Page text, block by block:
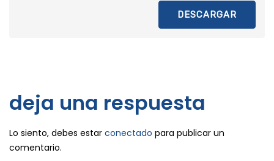
DESCARGAR
deja una respuesta
Lo siento, debes estar conectado para publicar un
comentario.